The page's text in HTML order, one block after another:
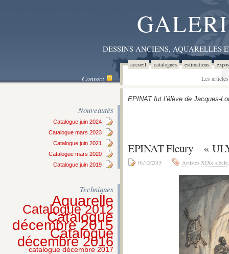
DESSINS ANCIENS,
accueil catalogues estimations
Contact Les
Nouveautés
Catalogue juin 2024
Catalogue mars 2023
Catalogue juin 2021
Catalogue mars 2020
Catalogue juin 2019
Techniques
Aquarelle
Catalogue 2012
Catalogue
décembre 2015
Catalogue
décembre 2016
catalogue décembre 2017
EPINAT fut l’élève de Jacques-
EPINAT Fleury – «
01/12/2015 Artistes XIXe siècle